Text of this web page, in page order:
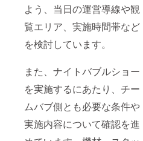
よう、当日の運営導線や観
覧エリア、実施時間帯など
を検討しています。
また、ナイトバブルショー
を実施するにあたり、チー
ムバブ側とも必要な条件や
実施内容について確認を進